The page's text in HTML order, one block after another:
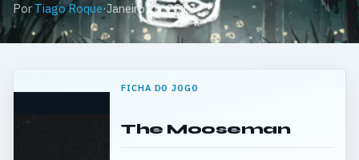
Por Tiago Roque·Janeiro 26, 2019
FICHA DO JOGO
The Mooseman